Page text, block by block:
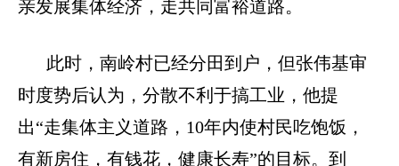
亲发展集体经济，走共同富裕道路。
此时，南岭村已经分田到户，但张伟基审
时度势后认为，分散不利于搞工业，他提
出“走集体主义道路， 10年内使村民吃饱饭，
有新房住，有钱花，健康长寿”的目标。到